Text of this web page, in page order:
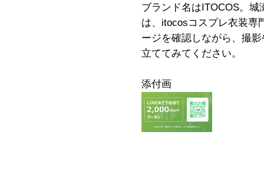
ブランド名はITOCOS。
は、itocosコスプレ衣装専
ージを確認しながら、撮
立ててみてください。
添付画